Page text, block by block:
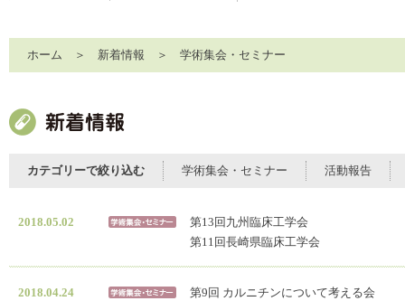
ホーム ＞ 新着情報 ＞ 学術集会・セミナー
カテゴリーで絞り込む 学術集会・セミナー 活動報告
2018.05.02
第13回九州臨床工学会
第11回長崎県臨床工学会
2018.04.24 第9回 カルニチンについて考える会